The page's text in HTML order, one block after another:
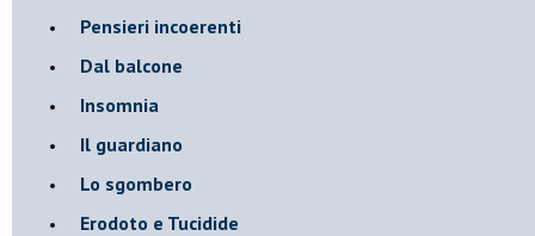
Pensieri incoerenti
Dal balcone
Insomnia
Il guardiano
Lo sgombero
Erodoto e Tucidide